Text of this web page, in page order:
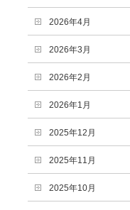
2026年4月
2026年3月
2026年2月
2026年1月
2025年12月
2025年11月
2025年10月